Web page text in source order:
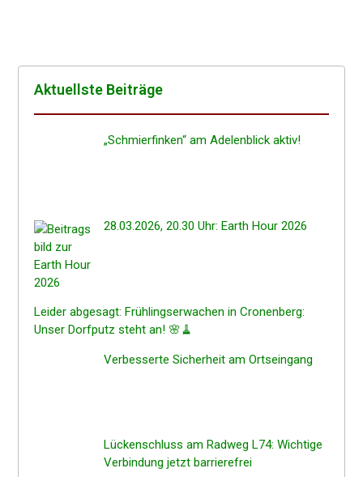
Aktuells­te Beiträge
„Schmier­fin­ken“ am Adelen­blick aktiv!
28.03.2026, 20.30 Uhr: Earth Hour 2026
Leider abgesagt: Frühlings­er­wa­chen in Cronen­berg:
Unser Dorfputz steht an! 🌸🧹
Verbes­ser­te Sicher­heit am Ortseingang
Lücken­schluss am Radweg L74: Wichti­ge
Verbin­dung jetzt barrierefrei